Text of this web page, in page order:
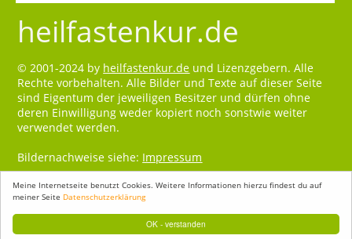
OK - verstanden
Meine Internetseite benutzt Cookies. Weitere Informationen hierzu findest du auf
meiner Seite Datenschutzerklärung
heilfastenkur.de
© 2001-2024 by heilfastenkur.de und Lizenzgebern. Alle
Rechte vorbehalten. Alle Bilder und Texte auf dieser Seite
sind Eigentum der jeweiligen Besitzer und dürfen ohne
deren Einwilligung weder kopiert noch sonstwie weiter
verwendet werden.
Bildernachweise siehe: Impressum